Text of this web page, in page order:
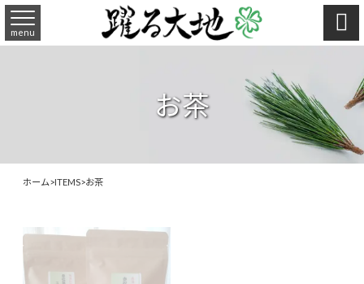
menu 
お茶
ホーム>ITEMS>お茶